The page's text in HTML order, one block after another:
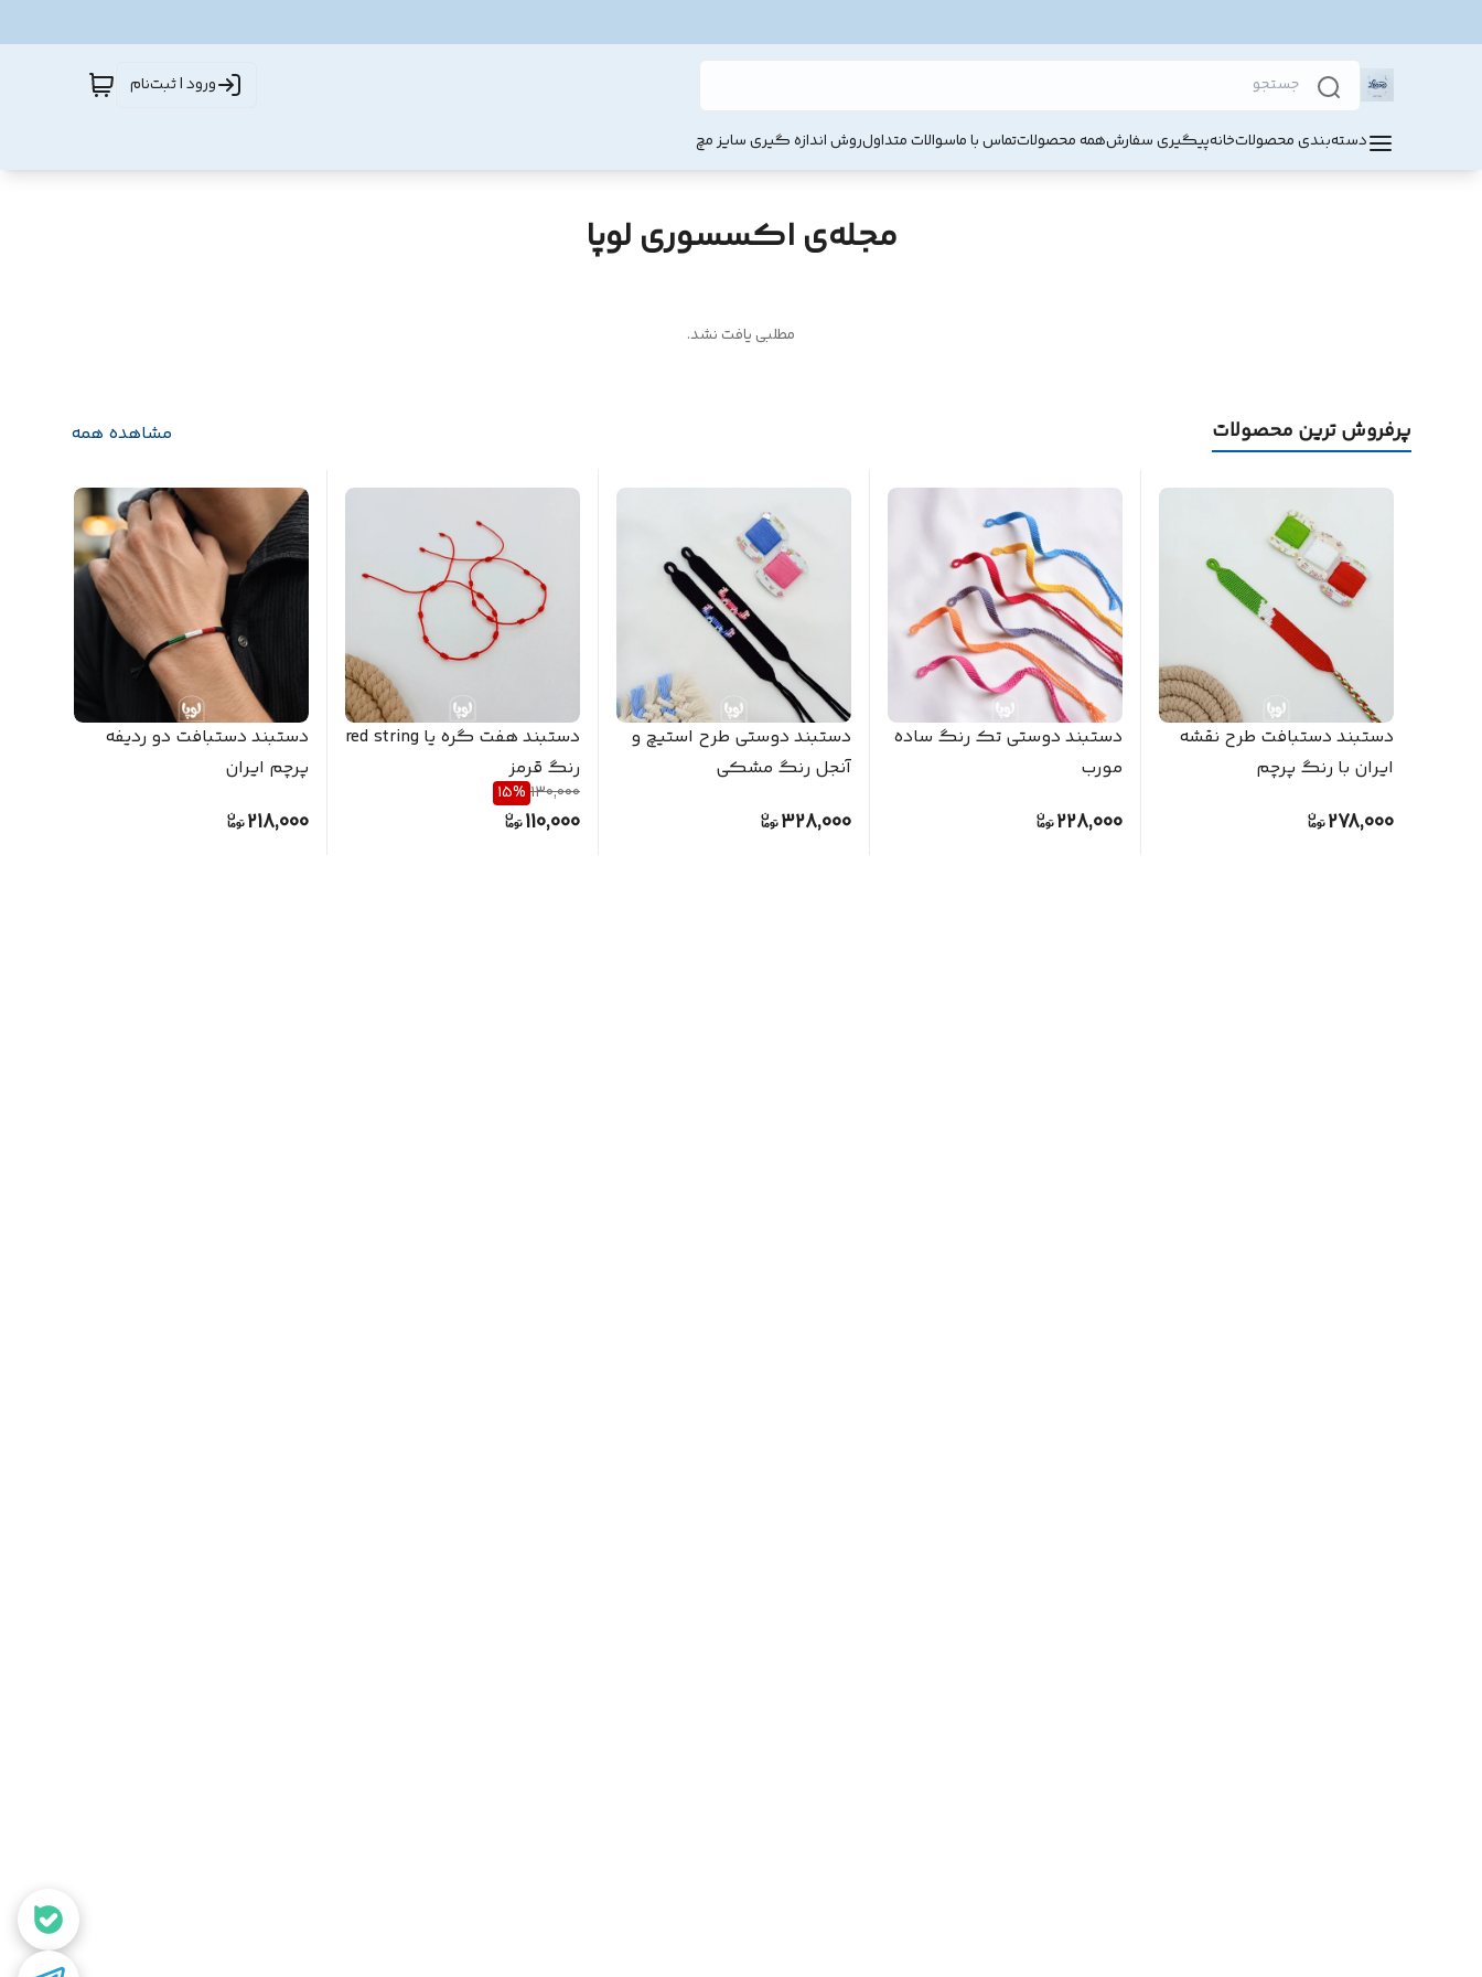
ورود | ثبت‌نام
دسته‌بندی محصولاتخانهپیگیری سفارشهمه محصولاتتماس با ماسوالات متداولروش اندازه گیری سایز مچ
مجله‌ی اکسسوری لوپا
مطلبی یافت نشد.
پرفروش ترین محصولات مشاهده همه
دستبند دستبافت طرح نقشه
ایران با رنگ پرچم
278,000
دستبند دوستی تک رنگ ساده
مورب
228,000
دستبند دوستی طرح استیچ و
آنجل رنگ مشکی
328,000
دستبند هفت گره یا red string
رنگ قرمز
130,000
15%
110,000
دستبند دستبافت دو ردیفه
پرچم ایران
218,000